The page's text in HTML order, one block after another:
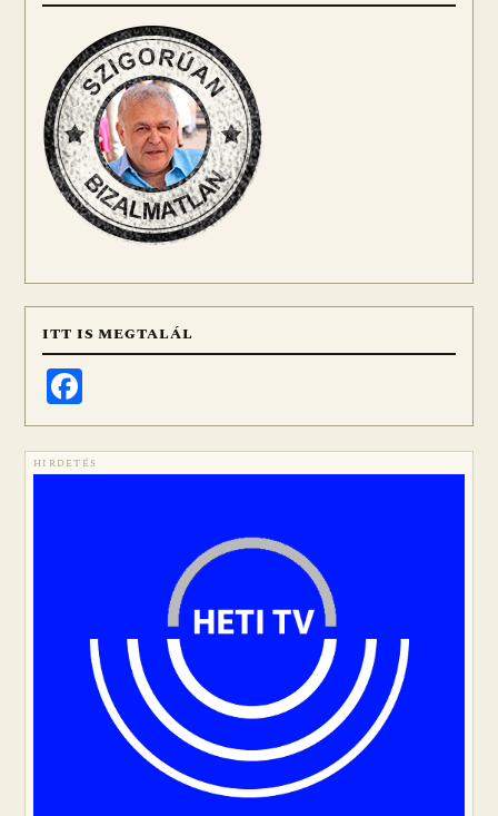
ITT IS MEGTALÁL
HIRDETÉS